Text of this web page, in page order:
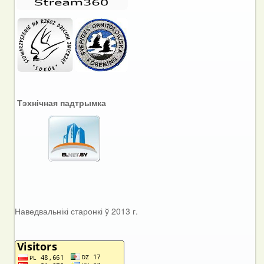
Тэхнічная падтрымка
Наведвальнікі старонкі ў 2013 г.